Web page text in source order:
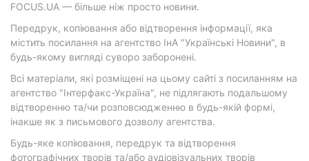
FOCUS.UA — більше ніж просто новини.
Передрук, копіювання або відтворення інформації, яка
містить посилання на агентство ІнА "Українські Новини", в
будь-якому вигляді суворо заборонені.
Всі матеріали, які розміщені на цьому сайті з посиланням на
агентство "Інтерфакс-Україна", не підлягають подальшому
відтворенню та/чи розповсюдженню в будь-якій формі,
інакше як з письмового дозволу агентства.
Будь-яке копіювання, передрук та відтворення
фотографічних творів та/або аудіовізуальних творів